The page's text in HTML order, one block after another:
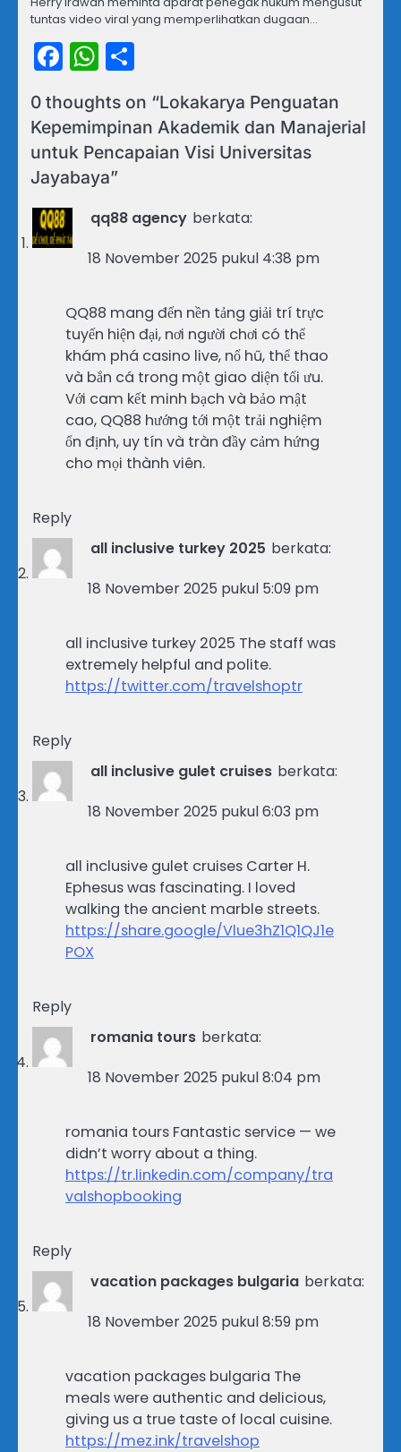
tuntas video viral yang memperlihatkan dugaan…
Facebook
WhatsApp
0 thoughts on “Lokakarya Penguatan
Kepemimpinan Akademik dan Manajerial
untuk Pencapaian Visi Universitas
Jayabaya”
qq88 agency berkata:
18 November 2025 pukul 4:38 pm
QQ88 mang đến nền tảng giải trí trực
tuyến hiện đại, nơi người chơi có thể
khám phá casino live, nổ hũ, thể thao
và bắn cá trong một giao diện tối ưu.
Với cam kết minh bạch và bảo mật
cao, QQ88 hướng tới một trải nghiệm
ổn định, uy tín và tràn đầy cảm hứng
cho mọi thành viên.
Reply
all inclusive turkey 2025 berkata:
18 November 2025 pukul 5:09 pm
all inclusive turkey 2025 The staff was
extremely helpful and polite.
https://twitter.com/travelshoptr
Reply
all inclusive gulet cruises berkata:
18 November 2025 pukul 6:03 pm
all inclusive gulet cruises Carter H.
Ephesus was fascinating. I loved
walking the ancient marble streets.
https://share.google/Vlue3hZ1Q1QJ1e
POX
Reply
romania tours berkata:
18 November 2025 pukul 8:04 pm
romania tours Fantastic service — we
didn’t worry about a thing.
https://tr.linkedin.com/company/tra
valshopbooking
Reply
vacation packages bulgaria berkata:
18 November 2025 pukul 8:59 pm
vacation packages bulgaria The
meals were authentic and delicious,
giving us a true taste of local cuisine.
https://mez.ink/travelshop